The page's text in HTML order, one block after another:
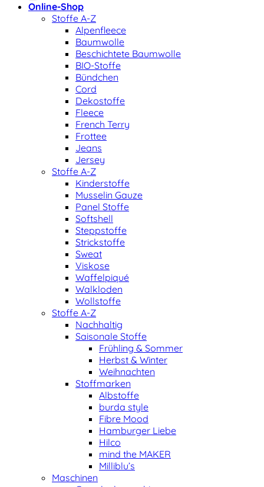
Online-Shop
Stoffe A-Z
Alpenfleece
Baumwolle
Beschichtete Baumwolle
BIO-Stoffe
Bündchen
Cord
Dekostoffe
Fleece
French Terry
Frottee
Jeans
Jersey
Stoffe A-Z
Kinderstoffe
Musselin Gauze
Panel Stoffe
Softshell
Steppstoffe
Strickstoffe
Sweat
Viskose
Waffelpiqué
Walkloden
Wollstoffe
Stoffe A-Z
Nachhaltig
Saisonale Stoffe
Frühling & Sommer
Herbst & Winter
Weihnachten
Stoffmarken
Albstoffe
burda style
Fibre Mood
Hamburger Liebe
Hilco
mind the MAKER
Milliblu’s
Maschinen